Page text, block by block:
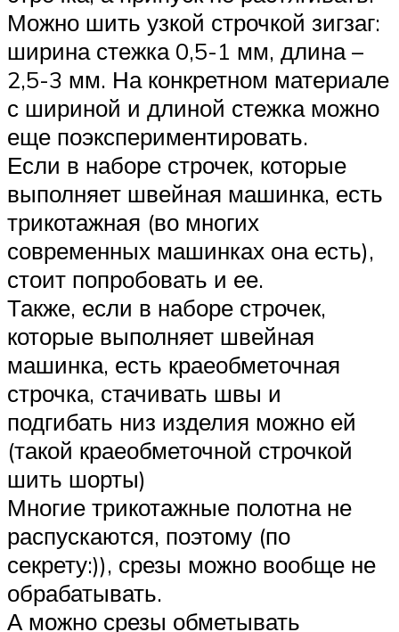
Можно шить узкой строчкой зигзаг:
ширина стежка 0,5-1 мм, длина –
2,5-3 мм. На конкретном материале
с шириной и длиной стежка можно
еще поэкспериментировать.
Если в наборе строчек, которые
выполняет швейная машинка, есть
трикотажная (во многих
современных машинках она есть),
стоит попробовать и ее.
Также, если в наборе строчек,
которые выполняет швейная
машинка, есть краеобметочная
строчка, стачивать швы и
подгибать низ изделия можно ей
(такой краеобметочной строчкой
шить шорты)
Многие трикотажные полотна не
распускаются, поэтому (по
секрету:)), срезы можно вообще не
обрабатывать.
А можно срезы обметывать